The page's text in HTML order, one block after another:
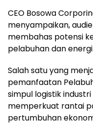
CEO Bosowa
menyampaikan,
membahas potensi
pelabuhan dan
Salah satu yang
pemanfaatan
simpul logistik
memperkuat rantai
pertumbuhan